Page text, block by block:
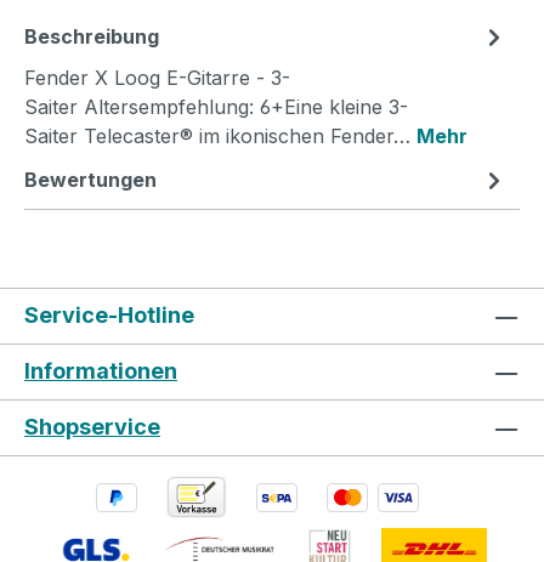
Beschreibung
Fender X Loog E-Gitarre - 3-
Saiter Altersempfehlung: 6+Eine kleine 3-
Saiter Telecaster® im ikonischen Fender… Mehr
Bewertungen
Service-Hotline
Informationen
Shopservice